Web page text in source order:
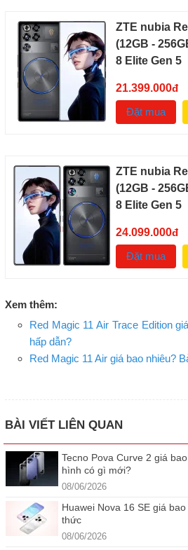
ZTE nubia
(12GB -
8 Elite Gen 5
21.399.000đ
Đặt mua
ZTE nubia
(12GB -
8 Elite Gen 5
24.099.000đ
Đặt mua
Xem thêm:
Red Magic 11 Air Trace Edition
hấp dẫn?
Red Magic 11 Air giá bao nhiêu?
BÀI VIẾT LIÊN QUAN
Tecno Pova Curve 2 giá
hình có gì mới?
08/06/2026
Huawei Nova 16 SE giá
thức
08/06/2026